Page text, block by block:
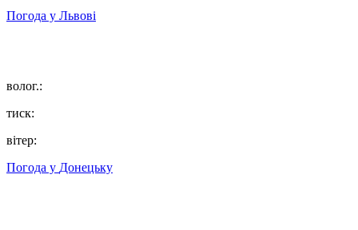
Погода у Львові
волог.:
тиск:
вітер:
Погода у Донецьку